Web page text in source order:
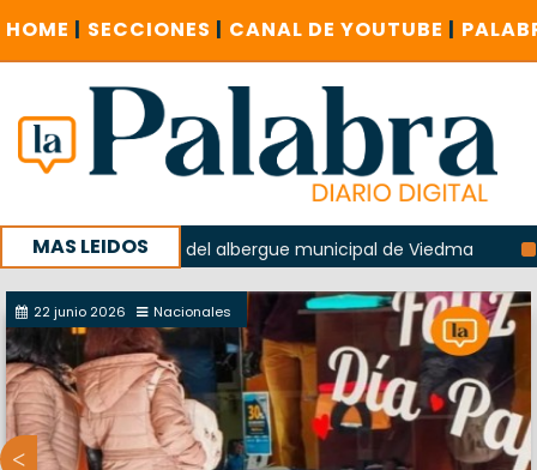
HOME | SECCIONES | CANAL DE YOUTUBE |
MAS LEIDOSdel albergue municipal de Viedma La
con un encuentro provincial en Roca
22 junio 2026 Nacionales